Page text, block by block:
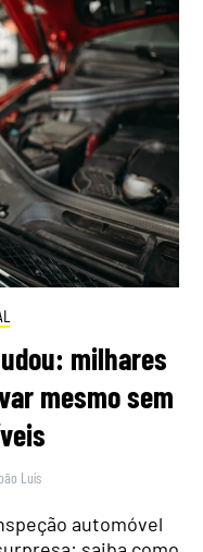
milhares
mesmo sem
Luís
automóvel